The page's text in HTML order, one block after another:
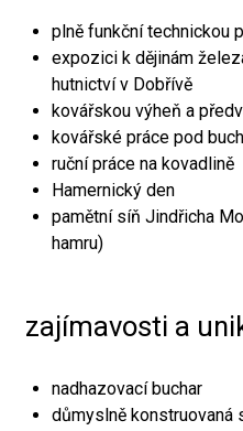
plně funkční technickou
expozici k dějinám
hutnictví v Dobřívě
kovářskou výheň a
kovářské práce pod
ruční práce na kovadlině
Hamernický den
pamětní síň Jindřicha
hamru)
zajímavosti a
nadhazovací buchar
důmyslně konstruovaná